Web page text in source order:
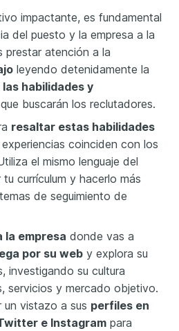
impactante, es fundamental
del puesto y la empresa a la
prestar atención a la
leyendo detenidamente la
habilidades y
que buscarán los reclutadores.
resaltar estas habilidades
coinciden con los
el mismo lenguaje del
currículum y hacerlo más
de seguimiento de
la empresa donde vas a
por su web y explora su
investigando su cultura
servicios y mercado objetivo.
un vistazo a sus perfiles en
e Instagram para